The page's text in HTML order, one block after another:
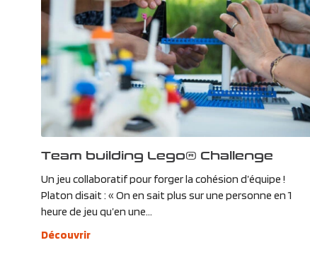
Team building Lego® Challenge
Un jeu collaboratif pour forger la cohésion d’équipe !
Platon disait : « On en sait plus sur une personne en 1
heure de jeu qu’en une...
Découvrir